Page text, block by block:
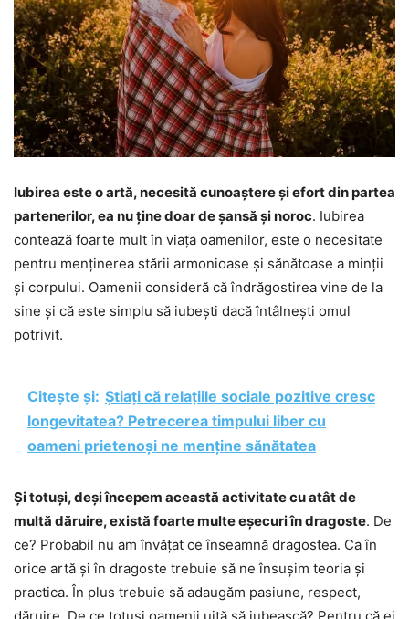
Iubirea este o artă, necesită cunoaștere și efort din partea
partenerilor, ea nu ține doar de șansă și noroc. Iubirea
contează foarte mult în viața oamenilor, este o necesitate
pentru menținerea stării armonioase și sănătoase a minții
și corpului. Oamenii consideră că îndrăgostirea vine de la
sine și că este simplu să iubești dacă întâlnești omul
potrivit.
Citește și: Știați că relațiile sociale pozitive cresc
longevitatea? Petrecerea timpului liber cu
oameni prietenoși ne menține sănătatea
Și totuși, deși începem această activitate cu atât de
multă dăruire, există foarte multe eșecuri în dragoste. De
ce? Probabil nu am învățat ce înseamnă dragostea. Ca în
orice artă și în dragoste trebuie să ne însușim teoria și
practica. În plus trebuie să adaugăm pasiune, respect,